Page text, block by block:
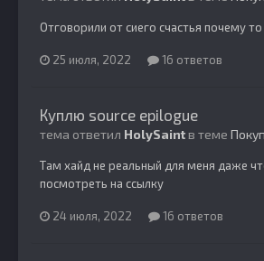
Отговорили от сиего счастья почему
25 июля, 2022 16 ответов
Куплю source epilogue
тема ответил HolySaintв теме
Там хайд не реальный для меня даже
посмотреть на ссылку
24 июля, 2022 16 ответов